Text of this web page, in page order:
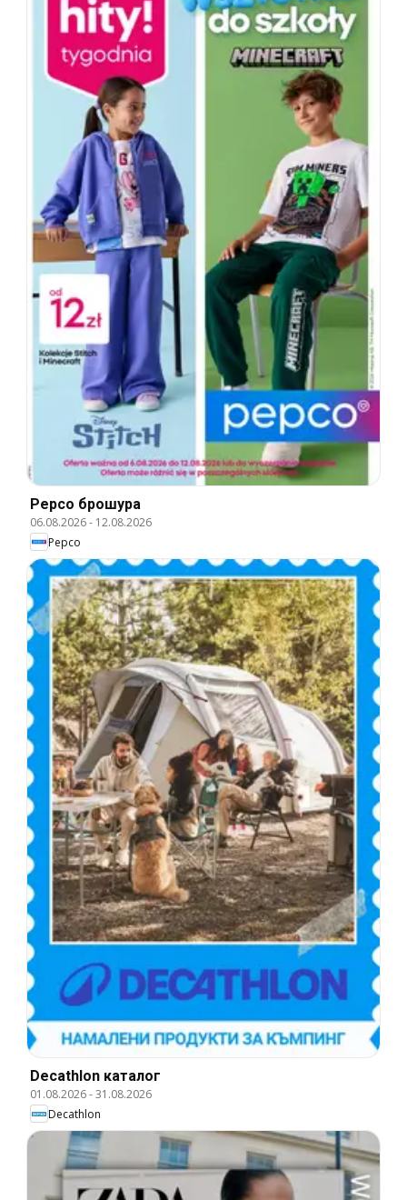
Pepco брошура
06.08.2026- 12.08.2026
Pepco
Decathlon каталог
01.08.2026-31.08.2026
Decathlon